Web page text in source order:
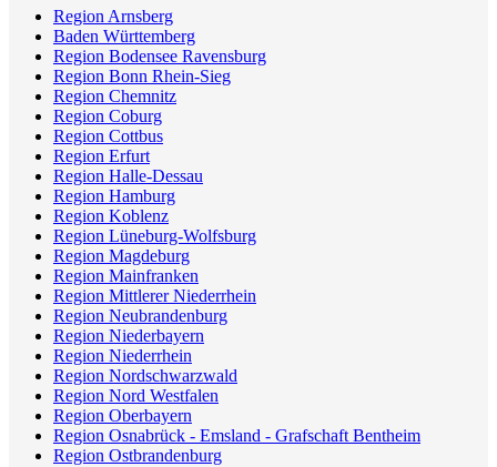
Region Arnsberg
Baden Württemberg
Region Bodensee Ravensburg
Region Bonn Rhein-Sieg
Region Chemnitz
Region Coburg
Region Cottbus
Region Erfurt
Region Halle-Dessau
Region Hamburg
Region Koblenz
Region Lüneburg-Wolfsburg
Region Magdeburg
Region Mainfranken
Region Mittlerer Niederrhein
Region Neubrandenburg
Region Niederbayern
Region Niederrhein
Region Nordschwarzwald
Region Nord Westfalen
Region Oberbayern
Region Osnabrück - Emsland - Grafschaft Bentheim
Region Ostbrandenburg